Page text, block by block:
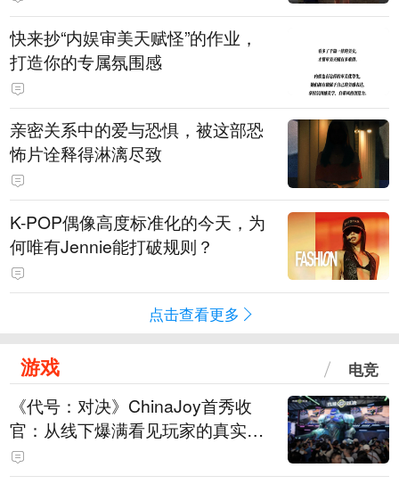
快来抄“内娱审美天赋怪”的作业，
打造你的专属氛围感
亲密关系中的爱与恐惧，被这部恐
怖片诠释得淋漓尽致
K-POP偶像高度标准化的今天，为
何唯有Jennie能打破规则？
点击查看更多
游戏 电竞
《代号：对决》ChinaJoy首秀收
官：从线下爆满看见玩家的真实期
待